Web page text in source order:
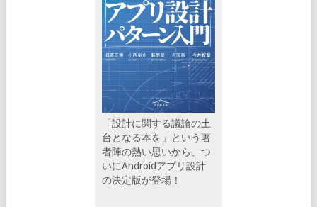
「設計に関する議論の土
台となる本を」という著
者陣の熱い思いから、つ
いにAndroidアプリ設計
の決定版が登場！